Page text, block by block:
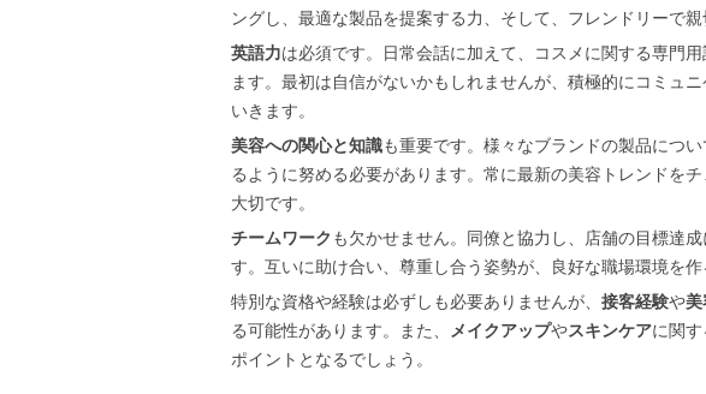
ングし、最適な製品を提案する力、そして、フレンドリーで親
英語力は必須です。日常会話に加えて、コスメに関する専門
ます。最初は自信がないかもしれませんが、積極的にコミュ
いきます。
美容への関心と知識も重要です。様々なブランドの製品につ
るように努める必要があります。常に最新の美容トレンドを
大切です。
チームワーク も欠かせません。同僚と協力し、店舗の目標達
す。互いに助け合い、尊重し合う姿勢が、良好な職場環境を作
特別な資格や経験は必ずしも必要ありませんが、 接客経験や美
る可能性があります。また、
メイクアップやスキンケアに関
ポイントとなるでしょう。